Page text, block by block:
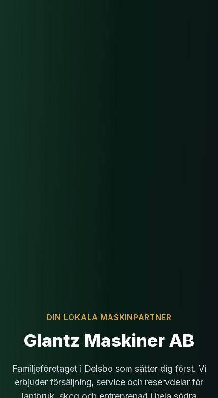
DIN LOKALA MASKINPARTNER
Glantz Maskiner AB
Familjeföretaget i Delsbo som sätter dig först. Vi
erbjuder försäljning, service och reservdelar för
lantbruk, skog och entreprenad i hela södra